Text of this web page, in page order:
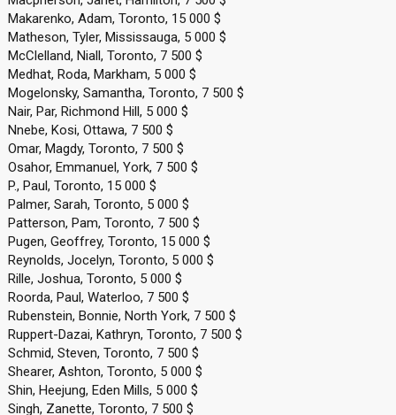
Makarenko, Adam, Toronto, 15 000 $
Matheson, Tyler, Mississauga, 5 000 $
McClelland, Niall, Toronto, 7 500 $
Medhat, Roda, Markham, 5 000 $
Mogelonsky, Samantha, Toronto, 7 500 $
Nair, Par, Richmond Hill, 5 000 $
Nnebe, Kosi, Ottawa, 7 500 $
Omar, Magdy, Toronto, 7 500 $
Osahor, Emmanuel, York, 7 500 $
P., Paul, Toronto, 15 000 $
Palmer, Sarah, Toronto, 5 000 $
Patterson, Pam, Toronto, 7 500 $
Pugen, Geoffrey, Toronto, 15 000 $
Reynolds, Jocelyn, Toronto, 5 000 $
Rille, Joshua, Toronto, 5 000 $
Roorda, Paul, Waterloo, 7 500 $
Rubenstein, Bonnie, North York, 7 500 $
Ruppert-Dazai, Kathryn, Toronto, 7 500 $
Schmid, Steven, Toronto, 7 500 $
Shearer, Ashton, Toronto, 5 000 $
Shin, Heejung, Eden Mills, 5 000 $
Singh, Zanette, Toronto, 7 500 $